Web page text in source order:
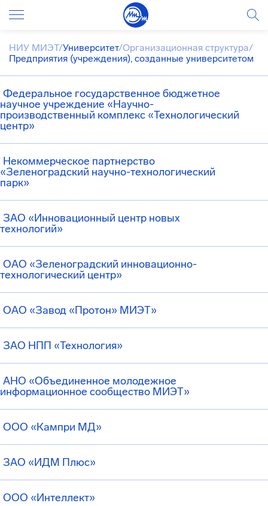
НИУ МИЭТ/Университет/Организационная структура/
Предприятия (учреждения), созданные университетом
Федеральное государственное бюджетное
научное учреждение «Научно-
производственный комплекс «Технологический
центр»
Некоммерческое партнерство
«Зеленоградский научно-технологический
парк»
ЗАО «Инновационный центр новых
технологий»
ОАО «Зеленоградский инновационно-
технологический центр»
ОАО «Завод «Протон» МИЭТ»
ЗАО НПП «Технология»
АНО «Объединенное молодежное
информационное сообщество МИЭТ»
ООО «Кампри МД»
ЗАО «ИДМ Плюс»
ООО «Интеллект»